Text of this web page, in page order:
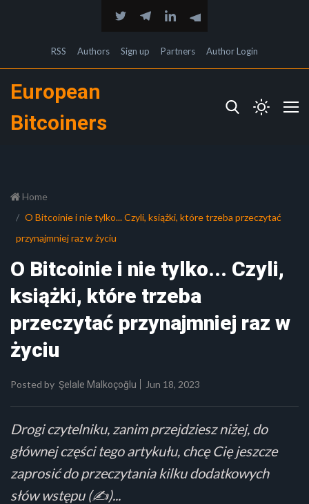
RSS Authors Sign up Partners Author Login
European
Bitcoiners
Home
O Bitcoinie i nie tylko... Czyli, książki, które trzeba przeczytać
przynajmniej raz w życiu
O Bitcoinie i nie tylko... Czyli,
książki, które trzeba
przeczytać przynajmniej raz w
życiu
Posted by Şelale Malkoçoğlu Jun 18, 2023
Drogi czytelniku, zanim przejdziesz niżej, do
głównej części tego artykułu, chcę Cię jeszcze
zaprosić do przeczytania kilku dodatkowych
słów wstępu (✍️)...